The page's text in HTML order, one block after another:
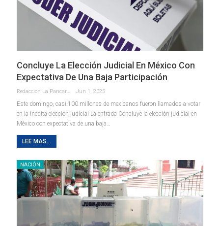
Concluye La Elección Judicial En México Con
Expectativa De Una Baja Participación
Redaccion La Pancarta De Quintana Roo Jun 1, 2025
Este domingo, casi 100 millones de mexicanos fueron llamados a votar
en la inédita elección judicial La entrada Concluye la elección judicial en
México con expectativa de una baja…
LEE MAS...
NACIÓN